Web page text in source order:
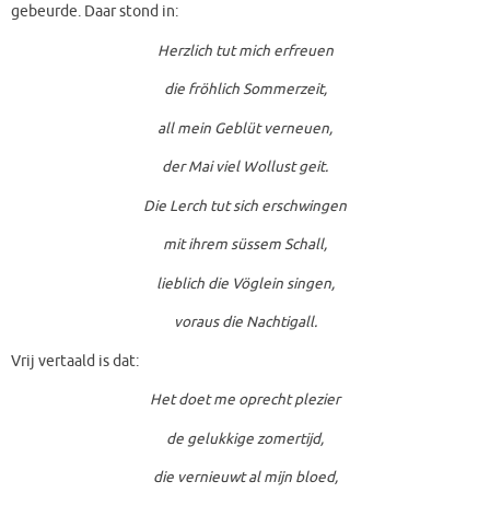
gebeurde. Daar stond in:
Herzlich tut mich erfreuen
die fröhlich Sommerzeit,
all mein Geblüt verneuen,
der Mai viel Wollust geit.
Die Lerch tut sich erschwingen
mit ihrem süssem Schall,
lieblich die Vöglein singen,
voraus die Nachtigall.
Vrij vertaald is dat:
Het doet me oprecht plezier
de gelukkige zomertijd,
die vernieuwt al mijn bloed,